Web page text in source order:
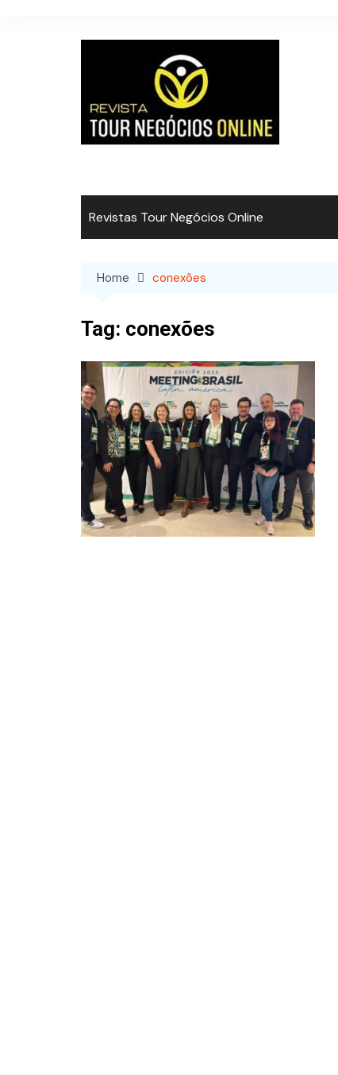
Revistas Tour Negócios Online
Home conexões
Tag: conexões